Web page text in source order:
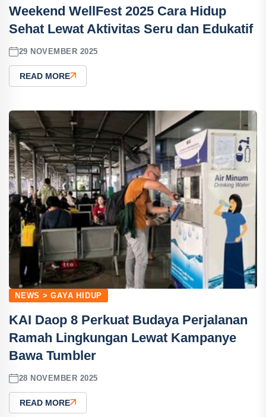
Weekend WellFest 2025 Cara Hidup
Sehat Lewat Aktivitas Seru dan Edukatif
29 NOVEMBER 2025
READ MORE
NEWS > GAYA HIDUP
KAI Daop 8 Perkuat Budaya Perjalanan
Ramah Lingkungan Lewat Kampanye
Bawa Tumbler
28 NOVEMBER 2025
READ MORE